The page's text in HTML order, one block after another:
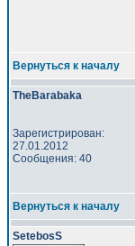
Вернуться к началу
TheBarabaka
Зарегистрирован:
27.01.2012
Сообщения: 40
Вернуться к началу
SetebosS